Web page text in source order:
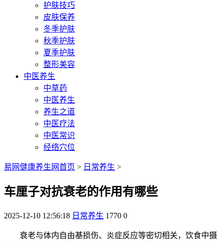
护肤技巧
皮肤保养
冬季护肤
秋季护肤
夏季护肤
整形美容
中医养生
中草药
中医养生
养生之道
中医疗法
中医常识
经络穴位
易网健康养生网首页 > 日常养生 >
车厘子对抗衰老的作用有哪些
2025-12-10 12:56:18 日常养生 1770 0
衰老与体内自由基损伤、炎症反应等密切相关，饮食中摄